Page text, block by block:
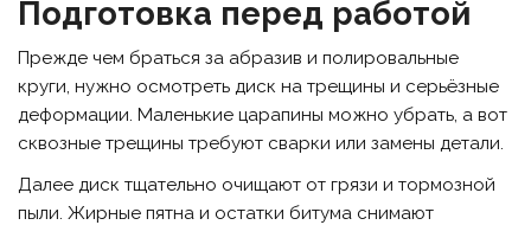
Подготовка перед работой
Прежде чем браться за абразив и полировальные
круги, нужно осмотреть диск на трещины и серьёзные
деформации. Маленькие царапины можно убрать, а вот
сквозные трещины требуют сварки или замены детали.
Далее диск тщательно очищают от грязи и тормозной
пыли. Жирные пятна и остатки битума снимают